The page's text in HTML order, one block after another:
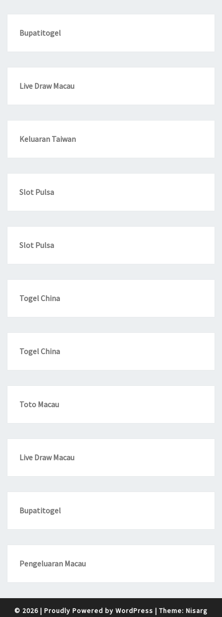
Bupatitogel
Live Draw Macau
Keluaran Taiwan
Slot Pulsa
Slot Pulsa
Togel China
Togel China
Toto Macau
Live Draw Macau
Bupatitogel
Pengeluaran Macau
© 2026 | Proudly Powered by WordPress | Theme: Nisarg